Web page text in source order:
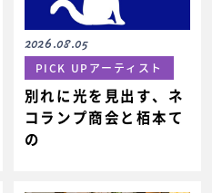
2026.08.05
PICK UPアーティスト
別れに光を見出す、ネ
コランプ商会と栢本て
の